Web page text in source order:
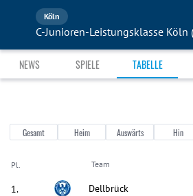
Köln
NEWS SPIELE TABELLE
Gesamt Heim Auswärts Hin
Pl. Team
1. Dellbrück